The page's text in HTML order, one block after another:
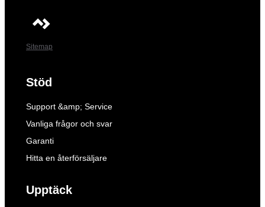
Sitemap
Stöd
Support &amp; Service
Vanliga frågor och svar
Garanti
Hitta en återförsäljare
Upptäck